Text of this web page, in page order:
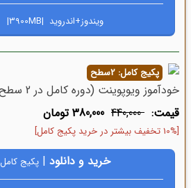
ویندوز+اندروید |3900MB|
پکیج کامل: 2سطح
خودآموز ویوپوینت (دوره کامل در 2 سطح)
قیمت: 440,000 380,000 تومان
[10% تخفیف بیشتر در خرید پکیج کامل]
خرید و دانلود |پکیج کامل